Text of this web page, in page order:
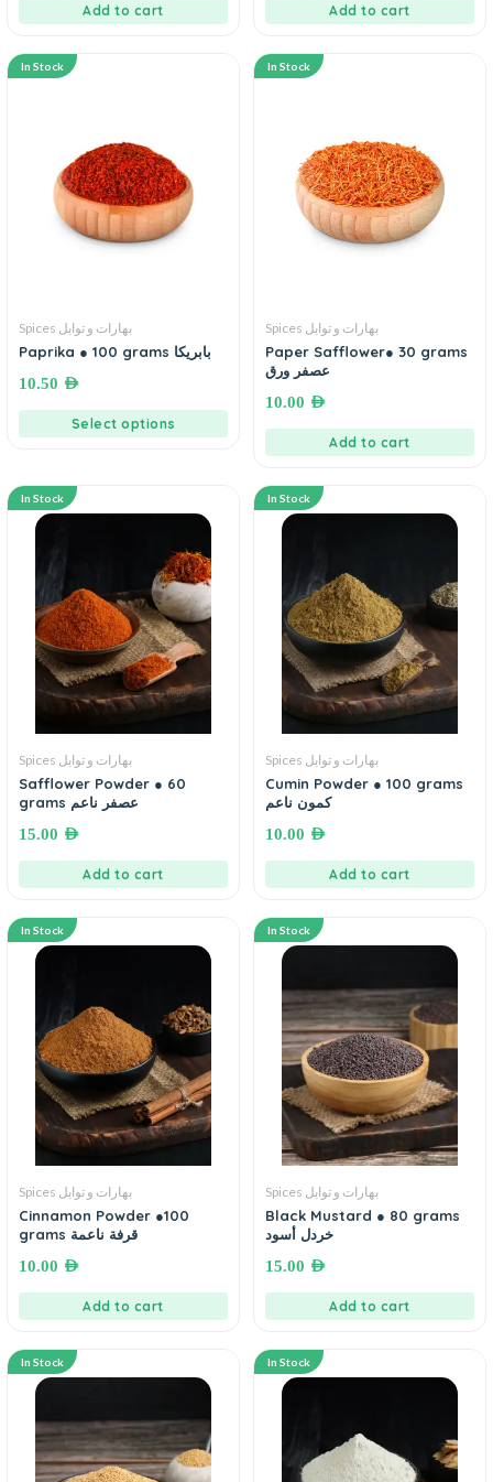
Add to cart Add to cart
In Stock
Spices بهارات و توابل
Paprika ● 100 grams بابريكا
10.50 AED
Select options
In Stock
Spices بهارات و توابل
Paper Safflower● 30 grams
عصفر ورق
10.00 AED
Add to cart
In Stock
Spices بهارات و توابل
Safflower Powder ● 60
grams عصفر ناعم
15.00 AED
Add to cart
In Stock
Spices بهارات و توابل
Cumin Powder ● 100 grams
كمون ناعم
10.00 AED
Add to cart
In Stock
Spices بهارات و توابل
Cinnamon Powder ●100
grams قرفة ناعمة
10.00 AED
Add to cart
In Stock
Spices بهارات و توابل
Black Mustard ● 80 grams
خردل أسود
15.00 AED
Add to cart
In Stock In Stock